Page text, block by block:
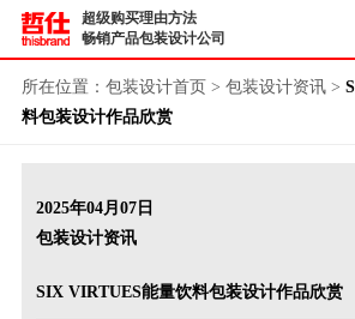
超级购买理由方法
畅销产品包装设计公司
所在位置： 包装设计首页 > 包装设计资讯>
料包装设计作品欣赏
2025年04月07日
包装设计资讯
SIX VIRTUES能量饮料包装设计作品欣赏